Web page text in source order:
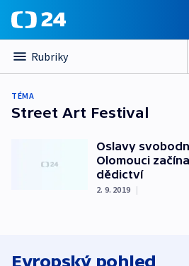
Rubriky
TÉMA
Street Art Festival
Oslavy
Olomouci
dědictví
2. 9. 2019 |
Evropský pohled